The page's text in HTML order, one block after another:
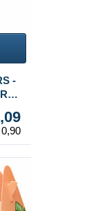
-
-
0,90